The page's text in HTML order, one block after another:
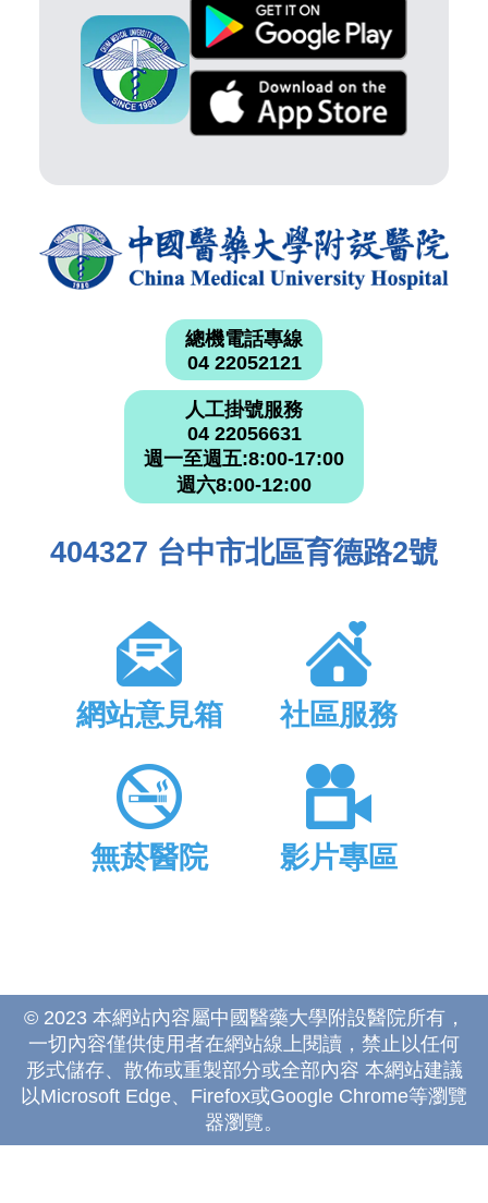
總機電話專線
04 22052121
人工掛號服務
04 22056631
週一至週五:8:00-17:00
週六8:00-12:00
404327 台中市北區育德路2號
網站意見箱 社區服務
無菸醫院 影片專區
© 2023 本網站內容屬中國醫藥大學附設醫院所有，
一切內容僅供使用者在網站線上閱讀，禁止以任何
形式儲存、散佈或重製部分或全部內容 本網站建議
以Microsoft Edge、Firefox或Google Chrome等瀏覽
器瀏覽。